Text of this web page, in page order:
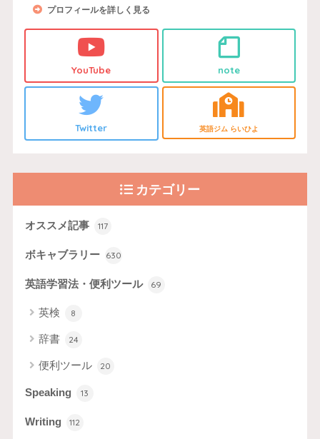
プロフィールを詳しく見る
YouTube note
Twitter 英語ジム らいひよ
カテゴリー
オススメ記事 117
ボキャブラリー 630
英語学習法・便利ツール 69
英検 8
辞書 24
便利ツール 20
Speaking 13
Writing 112